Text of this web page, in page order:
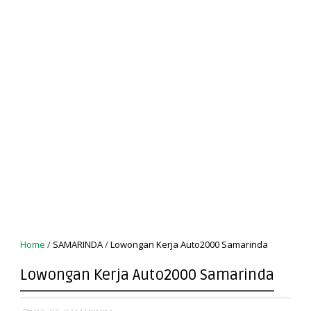
Home / SAMARINDA/Lowongan Kerja Auto2000 Samarinda
Lowongan Kerja Auto2000 Samarinda